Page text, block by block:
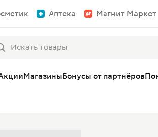
Аптека Магнит Маркет
МагазиныБонусы от партнёров